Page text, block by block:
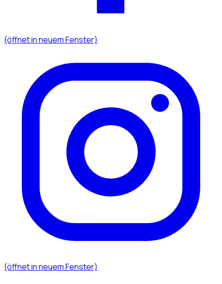
(öffnet in neuem Fenster)
(öffnet in neuem Fenster)